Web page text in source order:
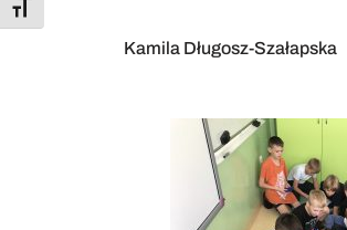
Toggle Font size
Kamila Długosz-Szałapska